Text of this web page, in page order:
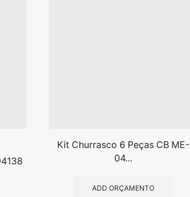
Kit Churrasco 6 Peças CB ME-
04...
ADD ORÇAMENTO